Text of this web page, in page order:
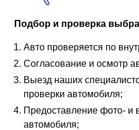
Подбор и проверка
Авто проверяется по
Согласование и осмотр
Выезд наших
проверки автомобиля;
Предоставление фото- и
автомобиля;